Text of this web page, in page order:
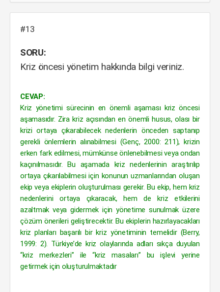
#13
SORU:
Kriz öncesi yönetim hakkında bilgi veriniz.
CEVAP:
Kriz yönetimi sürecinin en önemli aşaması kriz öncesi
aşamasıdır. Zira kriz açısından en önemli husus, olası bir
krizi ortaya çıkarabilecek nedenlerin önceden saptanıp
gerekli önlemlerin alınabilmesi (Genç, 2000: 211), krizin
erken fark edilmesi, mümkünse önlenebilmesi veya ondan
kaçınılmasıdır. Bu aşamada kriz nedenlerinin araştırılıp
ortaya çıkarılabilmesi için konunun uzmanlarından oluşan
ekip veya ekiplerin oluşturulması gerekir. Bu ekip, hem kriz
nedenlerini ortaya çıkaracak, hem de kriz etkilerini
azaltmak veya gidermek için yönetime sunulmak üzere
çözüm önerileri geliştirecektir. Bu ekiplerin hazırlayacakları
kriz planları başarılı bir kriz yönetiminin temelidir (Berry,
1999: 2). Türkiye’de kriz olaylarında adları sıkça duyulan
“kriz merkezleri” ile “kriz masaları” bu işlevi yerine
getirmek için oluşturulmaktadır